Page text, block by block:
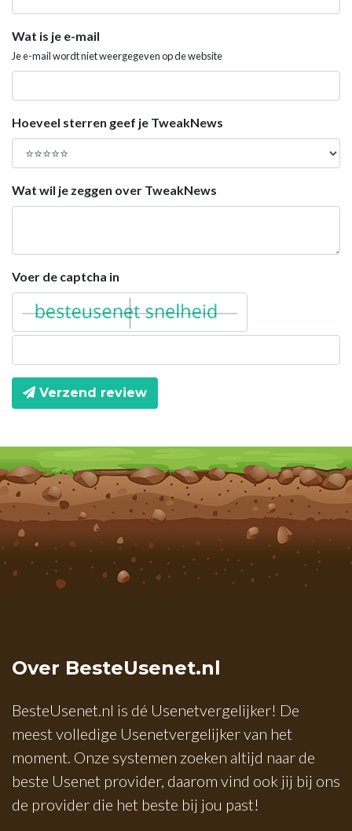
Wat is je e-mail
Je e-mail wordt niet weergegeven op de website
Hoeveel sterren geef je TweakNews
Wat wil je zeggen over TweakNews
Voer de captcha in
Verzend review
Over BesteUsenet.nl
BesteUsenet.nl is dé Usenetvergelijker! De
meest volledige Usenetvergelijker van het
moment. Onze systemen zoeken altijd naar de
beste Usenet provider, daarom vind ook jij bij ons
de provider die het beste bij jou past!